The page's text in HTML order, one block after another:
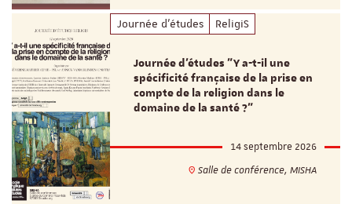
Journée d'études ReligiS
Journée d’études "Y a-t-il une
spécificité française de la prise en
compte de la religion dans le
domaine de la santé ?"
14 septembre 2026
Salle de conférence, MISHA